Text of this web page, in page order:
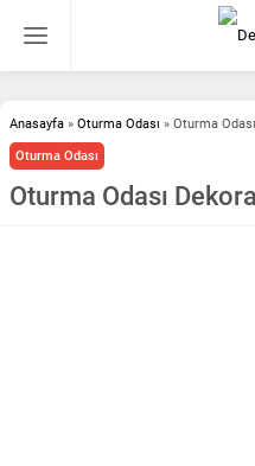
Anasayfa » Oturma Odası » Oturma
Oturma Odası
Oturma Odası